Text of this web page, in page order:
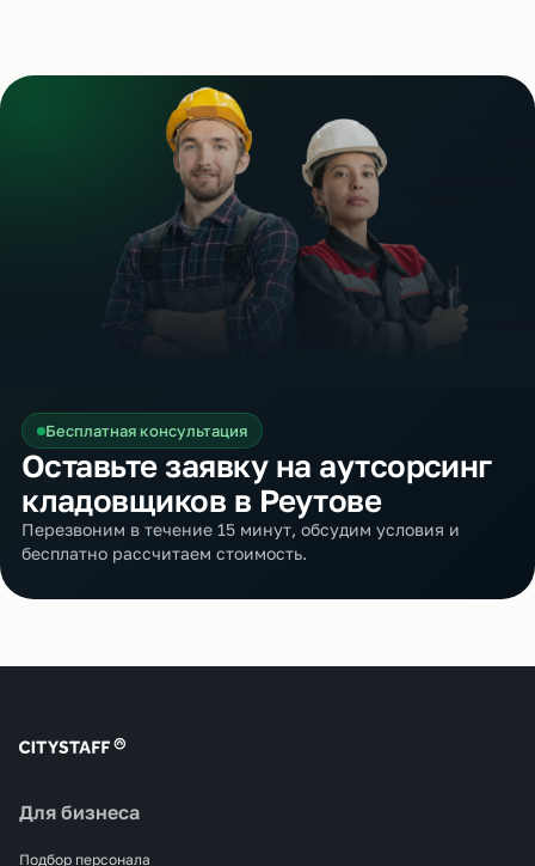
Бесплатная консультация
Оставьте заявку на аутсорсинг
кладовщиков в Реутове
Перезвоним в течение 15 минут, обсудим условия и
бесплатно рассчитаем стоимость.
Для бизнеса
Подбор персонала